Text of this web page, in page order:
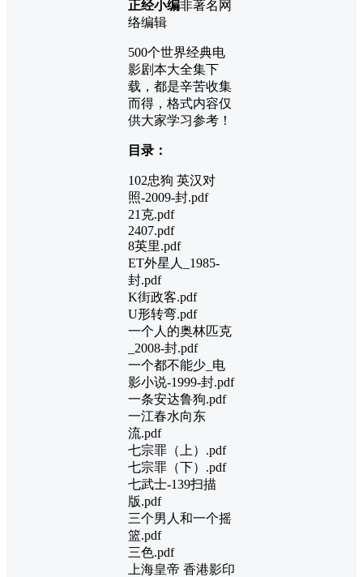
正经小编非著名网
络编辑
500个世界经典电
影剧本大全集下
载，都是辛苦收集
而得，格式内容仅
供大家学习参考！
目录：
102忠狗 英汉对
照-2009-封.pdf
21克.pdf
2407.pdf
8英里.pdf
ET外星人_1985-
封.pdf
K街政客.pdf
U形转弯.pdf
一个人的奥林匹克
_2008-封.pdf
一个都不能少_电
影小说-1999-封.pdf
一条安达鲁狗.pdf
一江春水向东
流.pdf
七宗罪（上）.pdf
七宗罪（下）.pdf
七武士-139扫描
版.pdf
三个男人和一个摇
篮.pdf
三色.pdf
上海皇帝 香港影印